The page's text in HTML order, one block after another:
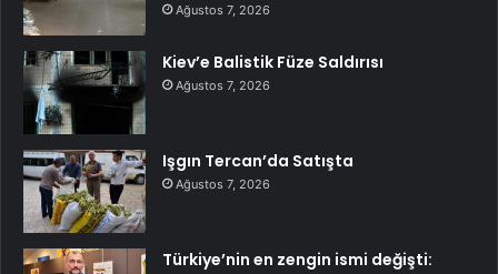
Ağustos 7, 2026
Kiev’e Balistik Füze Saldırısı
Ağustos 7, 2026
Işgın Tercan’da Satışta
Ağustos 7, 2026
Türkiye’nin en zengin ismi değişti: